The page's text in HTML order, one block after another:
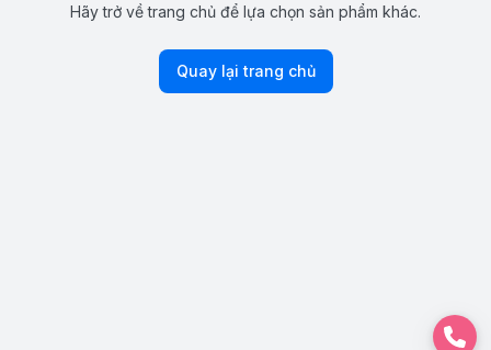
Hãy trở về trang chủ để lựa chọn sản phẩm khác.
Quay lại trang chủ